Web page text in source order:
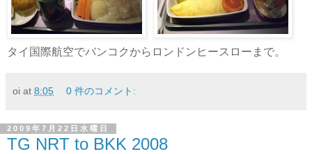
タイ国際航空でバンコクからロンドンヒースローまで。
oi at 8:05 0 件のコメント:
2009年7月22日水曜日
TG NRT to BKK 2008